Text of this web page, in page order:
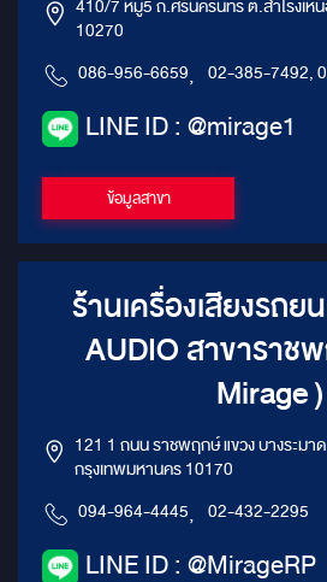
410/7 หมู่5 ถ.ศรีนครินทร์ ต.สำโรงเห
10270
086-956-6659, 02-385-7492,
LINE ID : @mirage1
ข้อมูลสาขา
ร้านเครื่องเสียงรถย
AUDIO สาขาราชพฤกษ์ ( Vivi
Mirage )
121 1 ถนน ราชพฤกษ์ แขวง บางระมา
กรุงเทพมหานคร 10170
094-964-4445, 02-432-2295
LINE ID : @MirageRP